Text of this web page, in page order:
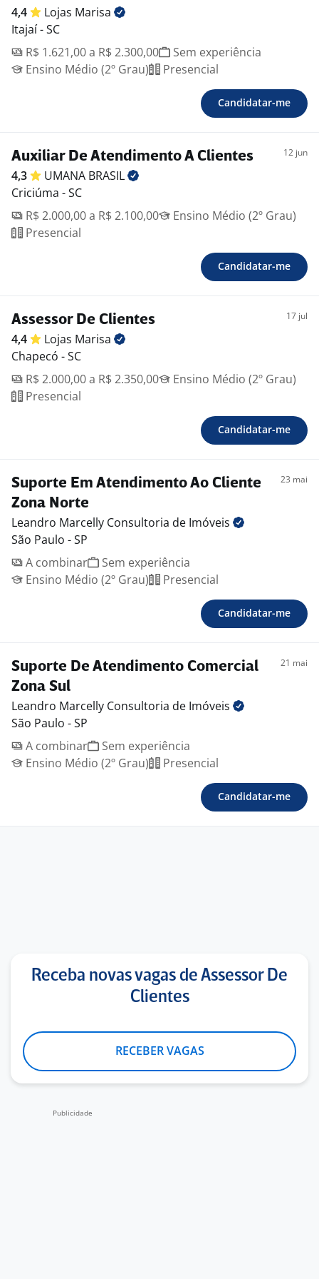
4,4 Lojas Marisa
Itajaí - SC
R$ 1.621,00 a R$ 2.300,00
Sem experiência
Ensino Médio (2º Grau)
Presencial
Candidatar-me
Auxiliar De Atendimento A Clientes 12 jun
4,3 UMANA BRASIL
Criciúma - SC
R$ 2.000,00 a R$ 2.100,00
Ensino Médio (2º Grau)
Presencial
Candidatar-me
Assessor De Clientes 17 jul
4,4 Lojas Marisa
Chapecó - SC
R$ 2.000,00 a R$ 2.350,00
Ensino Médio (2º Grau)
Presencial
Candidatar-me
Suporte Em Atendimento Ao Cliente
Zona Norte
23 mai
Leandro Marcelly Consultoria de Imóveis
São Paulo - SP
A combinar
Sem experiência
Ensino Médio (2º Grau)
Presencial
Candidatar-me
Suporte De Atendimento Comercial
Zona Sul
21 mai
Leandro Marcelly Consultoria de Imóveis
São Paulo - SP
A combinar
Sem experiência
Ensino Médio (2º Grau)
Presencial
Candidatar-me
Receba novas vagas de Assessor De
Clientes
RECEBER VAGAS